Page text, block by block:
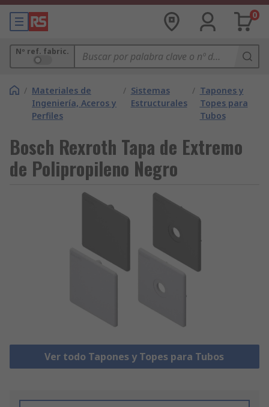
0
Nº ref. fabric.
/ Materiales de
Ingeniería, Aceros y
Perfiles
/ Sistemas
Estructurales
/ Tapones y
Topes para
Tubos
Bosch Rexroth Tapa de Extremo
de Polipropileno Negro
Ver todo Tapones y Topes para Tubos